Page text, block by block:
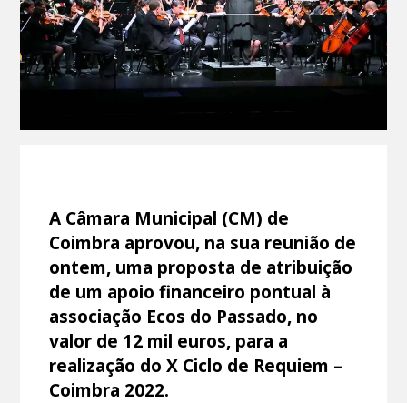
A Câmara Municipal (CM) de
Coimbra aprovou, na sua reunião de
ontem, uma proposta de atribuição
de um apoio financeiro pontual à
associação Ecos do Passado, no
valor de 12 mil euros, para a
realização do X Ciclo de Requiem –
Coimbra 2022.